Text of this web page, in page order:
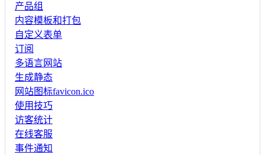
产品组
内容模板和打包
自定义表单
订阅
多语言网站
生成静态
网站图标favicon.ico
使用技巧
访客统计
在线客服
事件通知